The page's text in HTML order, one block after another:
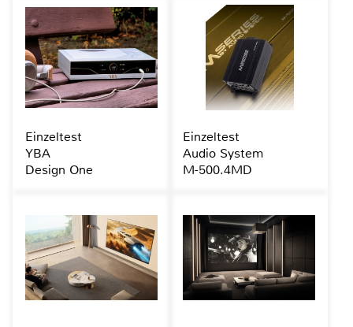
Einzeltest
YBA
Design One
Einzeltest
Audio System
M-500.4MD